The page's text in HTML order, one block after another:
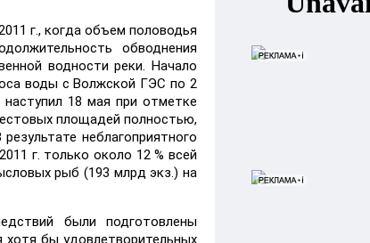
г., когда объем половодья
обводнения
водности реки. Начало
воды с Волжской ГЭС по 2
18 мая при отметке
площадей полностью,
неблагоприятного
г. только около 12 % всей
рыб (193 млрд экз.) на
были подготовлены
бы удовлетворительных